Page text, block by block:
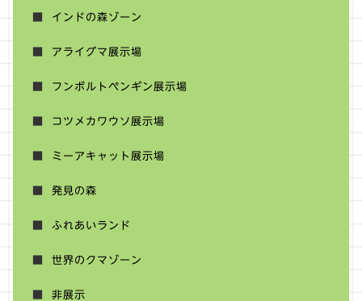
インドの森ゾーン
アライグマ展示場
フンボルトペンギン展示場
コツメカワウソ展示場
ミーアキャット展示場
発見の森
ふれあいランド
世界のクマゾーン
非展示